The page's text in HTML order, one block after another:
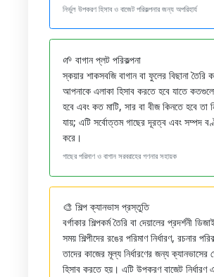
নির্ভুল উপকরণ হিসাব ও বাজেট পরিকল্পনার জন্য অপরিহার্য
🌱 বাগান প্লট পরিকল্পনা
স্কয়ার শাকসবজি বাগান বা ফুলের বিছানা তৈরি
আপনাকে এলাকা হিসাব করতে হবে যাতে
হবে এবং কত মাটি, সার বা বীজ কিনতে হবে তা
যায়; এটি সর্বোত্তম গাছের দূরত্ব এবং সম্পদ
করে।
গাছের পরিমাণ ও বাগান সরবরাহের গণনার সহায়ক
🎨 শিল্প ক্যানভাস প্রস্তুতি
বর্গাকার শিল্পকর্ম তৈরি বা দেয়ালের প্রদর্শনী
সময় শিল্পীদের রঙের পরিমাণ নির্ধারণ, রচনার
তাদের কাজের মূল্য নির্ধারণের জন্য ক্যানভাসের
হিসাব করতে হয়। এটি উপকরণ বাজেট নির্ধারণ